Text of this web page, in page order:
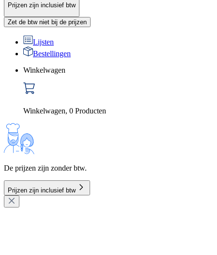
Prijzen zijn inclusief btw
Zet de btw niet bij de prijzen
Lijsten
Bestellingen
Winkelwagen
Winkelwagen, 0 Producten
De prijzen zijn zonder btw.
Prijzen zijn inclusief btw